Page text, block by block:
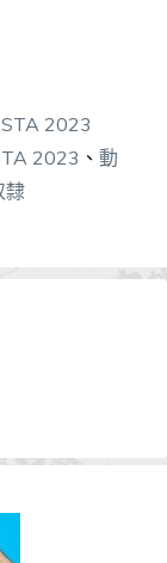
2023
2023 、 動
隸